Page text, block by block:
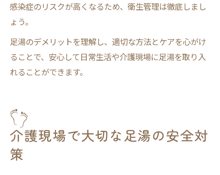
感染症のリスクが高くなるため、衛生管理は徹底しまし
ょう。
足湯のデメリットを理解し、適切な方法とケアを心がけ
ることで、安心して日常生活や介護現場に足湯を取り入
れることができます。
介護現場で大切な足湯の安全対
策